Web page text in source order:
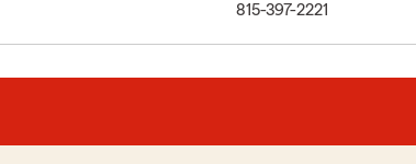
815-397-2221